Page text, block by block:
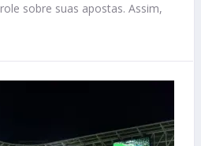
sobre suas apostas. Assim,